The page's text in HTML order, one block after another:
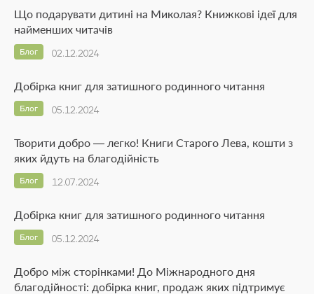
Що подарувати дитині на Миколая? Книжкові ідеї для
найменших читачів
02.12.2024
Блог
Добірка книг для затишного родинного читання
05.12.2024
Блог
Творити добро — легко! Книги Старого Лева, кошти з
яких йдуть на благодійність
12.07.2024
Блог
Добірка книг для затишного родинного читання
05.12.2024
Блог
Добро між сторінками! До Міжнародного дня
благодійності: добірка книг, продаж яких підтримує